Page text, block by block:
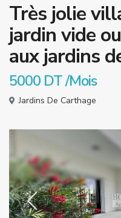
Très jolie
jardin vide
aux jardins
5000 DT/Mois
Jardins De Carthage